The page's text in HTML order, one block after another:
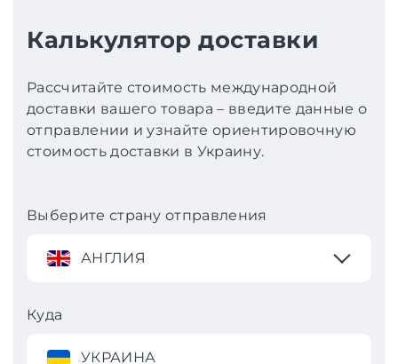
Калькулятор доставки
Рассчитайте стоимость международной
доставки вашего товара – введите данные о
отправлении и узнайте ориентировочную
стоимость доставки в Украину.
Выберите страну отправления
АНГЛИЯ
Куда
УКРАИНА